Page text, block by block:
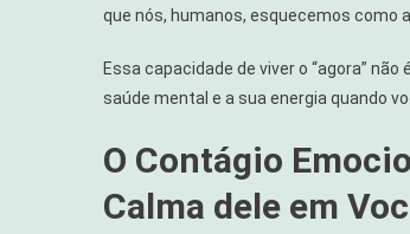
que nós, humanos, esquecemos como
Essa capacidade de viver o “agora”
saúde mental e a sua energia quando
O Contágio
Calma dele em